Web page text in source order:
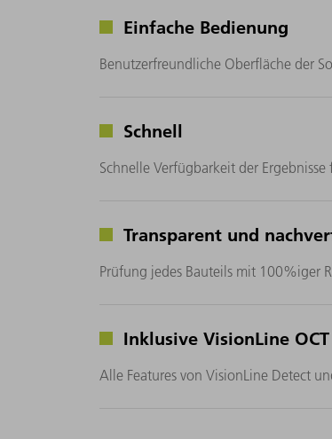
Einfache Bedienung
Benutzerfreundliche Oberfläche der
Schnell
Schnelle Verfügbarkeit der
Transparent und
Prüfung jedes Bauteils mit 100%iger
Inklusive VisionLine
Alle Features von VisionLine Detect